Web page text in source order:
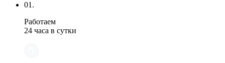
01.
Работаем
24 часа в сутки